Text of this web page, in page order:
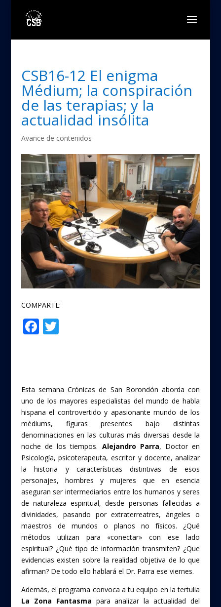
CSB16-12 El enigma
Médium; la conspiración
de las terapias; y la
actualidad insólita
Avance de contenidos
COMPARTE:
F
o
o
k
T
Esta semana Crónicas de San Borondón aborda con
uno de los mayores especialistas del mundo de habla
hispana el controvertido y apasionante mundo de los
médiums, figuras presentes bajo distintas
denominaciones en las culturas más diversas desde la
noche de los tiempos. Alejandro Parra, Doctor en
Psicología, psicoterapeuta, escritor y docente, analizar
la historia y características distintivas de esos
personajes, hombres y mujeres que en esencia
aseguran ser intermediarios entre los humanos y seres
de naturaleza espiritual, desde personas fallecidas a
divinidades, pasando por extraterreatres, ángeles o
maestros de mundos o planos no físicos. ¿Qué
métodos utilizan para «conectar» con ese lado
espiritual? ¿Qué tipo de información transmiten? ¿Que
evidencias existen sobre la realidad objetiva de lo que
afirman? De todo ello hablará el Dr. Parra ese viernes.
Además, el programa convoca a tu equipo en la tertulia
La Zona Fantasma para analizar la actualidad del